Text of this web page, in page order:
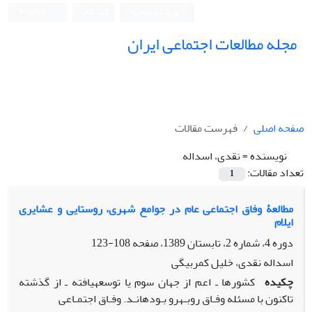
مجله مطالعات اجتماعی ایران
صفحه اصلی
فهرست مقالات
نویسنده =نقدی، اسداله
تعداد مقالات:
1
مطالعۀ وفاق اجتماعی عام در جوامع شهری، روستایی و عشایری
ایلام
دوره 4، شماره 2، تابستان 1389، صفحه
108-123
اسداله نقدی، خلیل کمربیگی
چکیده کشورها ـ اعم از جهان سوم یا توسعهیافته ـ از گذشته
تاکنون با مسئله وفـاق روبـهرو بـودهانـد. وفـاق اجتمـاعی